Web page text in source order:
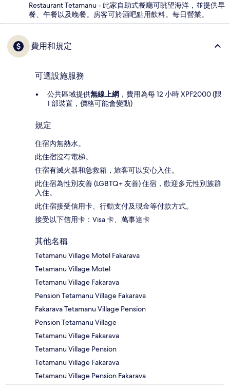
Restaurant Tetamanu - 此家自助式餐廳可眺望海洋，並提供早
餐、午餐以及晚餐。房客可於酒吧點用飲料。每日營業。
費用和規定
可選設施服務
公共區域提供無線上網 ，費用為每 12 小時 XPF2000 (限
1 部裝置，價格可能會變動)
規定
住宿內無熱水。
此住宿沒有電梯。
住宿有滅火器和急救箱，旅客可以安心入住。
此住宿為性別友善 (LGBTQ+ 友善) 住宿，歡迎多元性別族群
入住。
此住宿接受信用卡、行動支付及現金等付款方式。
接受以下信用卡：Visa 卡、萬事達卡
其他名稱
Tetamanu Village Motel Fakarava
Tetamanu Village Motel
Tetamanu Village Fakarava
Pension Tetamanu Village Fakarava
Fakarava Tetamanu Village Pension
Pension Tetamanu Village
Tetamanu Village Fakarava
Tetamanu Village Pension
Tetamanu Village Fakarava
Tetamanu Village Pension Fakarava